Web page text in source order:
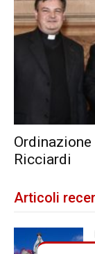
Ricciardi
Articoli